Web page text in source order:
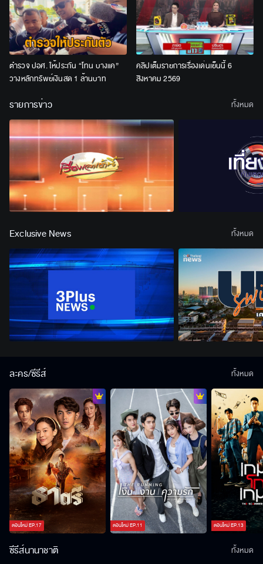
ตำรวจ ปอศ. ให้ประกัน “โทน บางแค”
วางหลักทรัพย์เงินสด 1 ล้านบาท
คลิปเต็มรายการเรื่องเด่นเย็นนี้ 6
สิงหาคม 2569
รายการข่าว ทั้งหมด
Exclusive News ทั้งหมด
ละคร/ซีรีส์
ตอนใหม่EP.17 ตอนใหม่EP.11 ตอนใหม่EP.13
ทั้งหมด
ซีรีส์นานาชาติ ทั้งหมด